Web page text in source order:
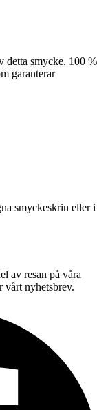
detta smycke. 100 %
garanterar
smyckeskrin eller i
av resan på våra
vårt nyhetsbrev.